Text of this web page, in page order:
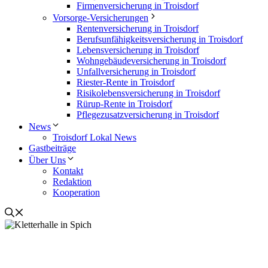
Firmenversicherung in Troisdorf
Vorsorge-Versicherungen
Rentenversicherung in Troisdorf
Berufsunfähigkeitsversicherung in Troisdorf
Lebensversicherung in Troisdorf
Wohngebäudeversicherung in Troisdorf
Unfallversicherung in Troisdorf
Riester-Rente in Troisdorf
Risikolebensversicherung in Troisdorf
Rürup-Rente in Troisdorf
Pflegezusatzversicherung in Troisdorf
News
Troisdorf Lokal News
Gastbeiträge
Über Uns
Kontakt
Redaktion
Kooperation